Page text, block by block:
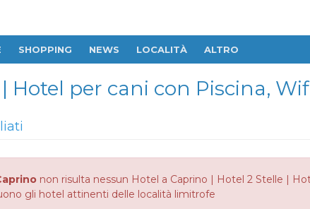
SHOPPING NEWS LOCALITÀ ALTRO
Hotel per cani con Piscina,
non risulta nessun Hotel a Caprino | Hotel 2 Stelle |
gli hotel attinenti delle località limitrofe